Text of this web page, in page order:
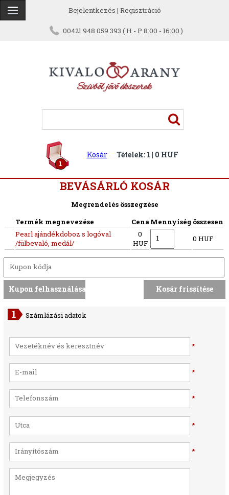
Bejelentkezés | Regisztráció
00421 948 059 393 ( H - P 8:00 - 16:00 )
1
Kosár Tételek: 1 | 0 HUF
BEVÁSÁRLÓ KOSÁR
Megrendelés összegzése
Termék megnevezése
CenaMennyiség összesen
Pearl ajándékdoboz s logóval
/fülbevaló, medál/
0
HUF
0 HUF
Számlázási adatok
*
*
*
*
*